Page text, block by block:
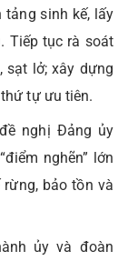
tảng sinh kế, lấy
Tiếp tục rà soát
sạt lở; xây dựng
tự ưu tiên.
nghị Đảng ủy
nghẽn” lớn
bảo tồn và
ủy và đoàn